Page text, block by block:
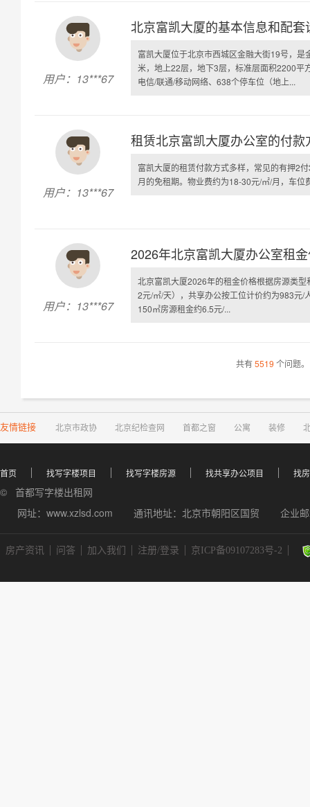
用户：13***67
北京富凯大厦的基本信息和配套
富凯大厦位于北京市西城区金融大街19号，
米，地上22层，地下3层，标准层面积2200平
电信/联通/移动网络、638个停车位（地上...
用户：13***67
租赁北京富凯大厦办公室的付
富凯大厦的租赁付款方式多样，常见的有押2
月的免租期。物业费约为18-30元/㎡/月，车位
用户：13***67
2026年北京富凯大厦办公室租
北京富凯大厦2026年的租金价格根据房源类
2元/㎡/天），共享办公按工位计价约为983元
150㎡房源租金约6.5元/...
共有5519 个问题。
友情链接 北京市政协 北京纪检查网 首都之窗 公寓 装修
首页 找写字楼项目 找写字楼房源 找共享办公项目 找
© 首都写字楼出租网
网址：www.xzlsd.com
通讯地址：北京市朝阳区国贸 企业
房产资讯 问答 加入我们 注册/登录 京ICP备09107283号-2